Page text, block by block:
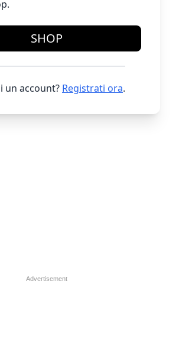
SHOP
un account? Registrati ora.